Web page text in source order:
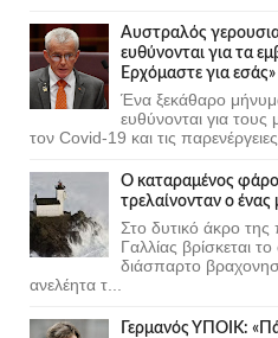
Αυστραλός
ευθύνονται για τα
Ερχόμαστε για εσάς»
Ένα ξεκάθαρο
ευθύνονται για τους
τον Covid-19 και τις
Ο καταραμένος
τρελαίνονταν ο
Στο δυτικό άκρο της
Γαλλίας βρίσκεται
διάσπαρτο
ανελέητα τ...
Γερμανός ΥΠΟΙΚ: